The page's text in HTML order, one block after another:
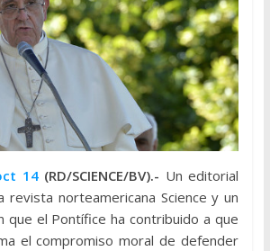
14(RD/SCIENCE/BV).- Un editorial
revista norteamericana Science y un
que el Pontífice ha contribuido a que
el compromiso moral de defender